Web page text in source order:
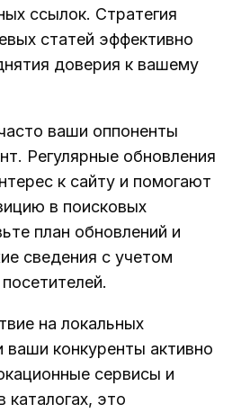
ссылок. Стратегия
статей эффективно
доверия к вашему
ваши оппоненты
Регулярные обновления
к сайту и помогают
в поисковых
план обновлений и
сведения с учетом
на локальных
ваши конкуренты активно
сервисы и
каталогах, это